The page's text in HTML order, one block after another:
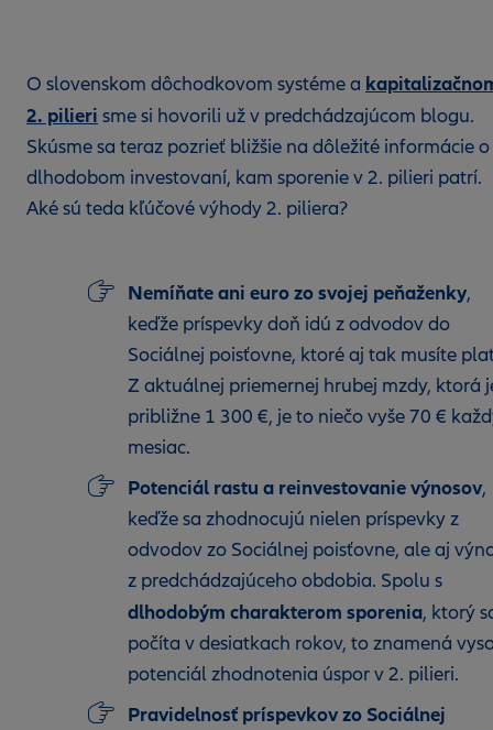
O slovenskom dôchodkovom systéme a
2. pilieri sme si hovorili už v predchádzajúcom blogu.
Skúsme sa teraz pozrieť bližšie na dôležité informácie o
dlhodobom investovaní, kam sporenie v 2. pilieri patrí.
Aké sú teda kľúčové výhody 2. piliera?
Nemíňate ani euro zo svojej peňaženky,
keďže príspevky doň idú z odvodov do
Sociálnej poisťovne, ktoré aj tak musíte
Z aktuálnej priemernej hrubej mzdy, ktorá
približne 1 300 €, je to niečo vyše 70 €
mesiac.
Potenciál rastu a reinvestovanie výnosov,
keďže sa zhodnocujú nielen príspevky z
odvodov zo Sociálnej poisťovne, ale aj
z predchádzajúceho obdobia. Spolu s
dlhodobým charakterom sporenia, ktorý
počíta v desiatkach rokov, to znamená
potenciál zhodnotenia úspor v 2. pilieri.
Pravidelnosť príspevkov zo Sociálnej